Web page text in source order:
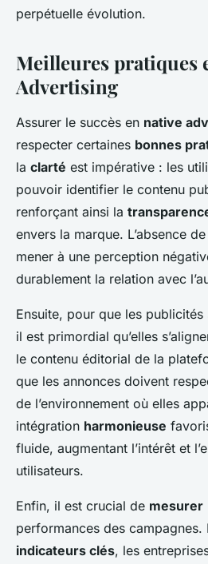
perpétuelle évolution.
Meilleures pratiques
Advertising
Assurer le succès en native
respecter certaines bonnes
la clarté est impérative : les
pouvoir identifier le contenu
renforçant ainsi la
envers la marque. L’absence
mener à une perception
durablement la relation avec
Ensuite, pour que les
il est primordial qu’elles
le contenu éditorial de la
que les annonces doivent
de l’environnement où elles
intégration harmonieuse
fluide, augmentant l’intérêt et
utilisateurs.
Enfin, il est crucial de mesurer
performances des campagnes.
indicateurs clés, les